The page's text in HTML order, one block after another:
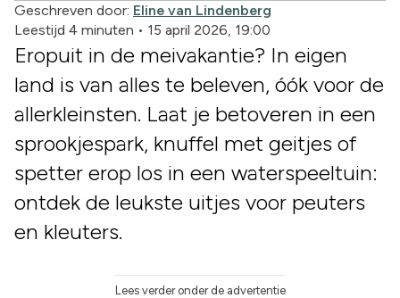
Geschreven door: Eline van Lindenberg
Leestijd 4 minuten • 15 april 2026, 19:00
Eropuit in de meivakantie? In eigen
land is van alles te beleven, óók voor de
allerkleinsten. Laat je betoveren in een
sprookjespark, knuffel met geitjes of
spetter erop los in een waterspeeltuin:
ontdek de leukste uitjes voor peuters
en kleuters.
Lees verder onder de advertentie